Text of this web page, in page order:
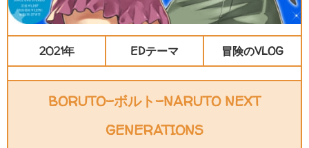
2021年 EDテーマ 冒険のVLOG
BORUTO-ボルト-NARUTO NEXT
GENERATIONS